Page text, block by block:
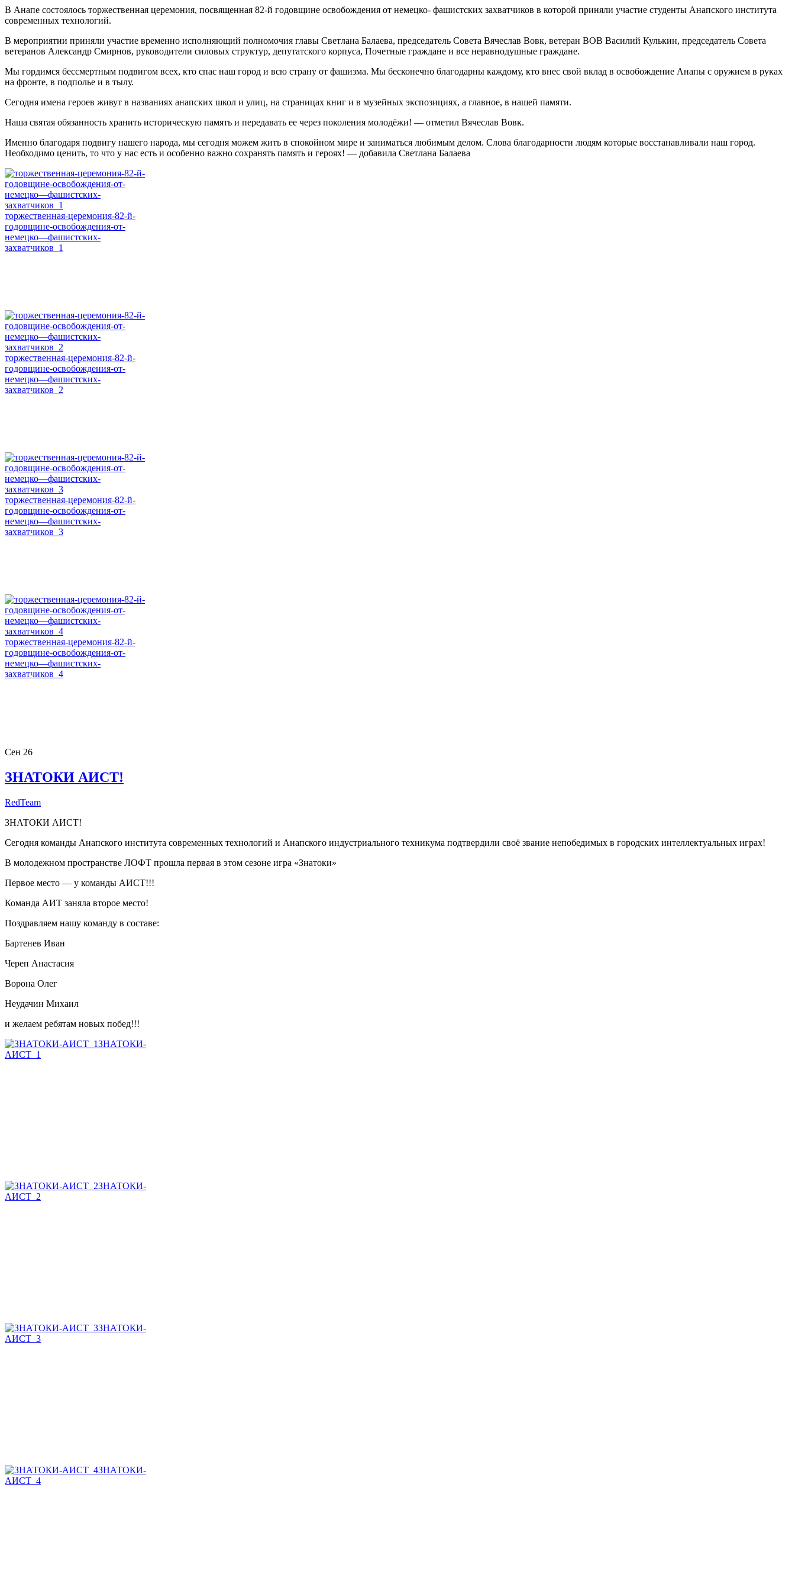
В Анапе состоялось торжественная церемония, посвященная 82-й годовщине освобождения от немецко- фашистских захватчиков в которой приняли участие студенты Анапского института
современных технологий.
В мероприятии приняли участие временно исполняющий полномочия главы Светлана Балаева, председатель Совета Вячеслав Вовк, ветеран ВОВ Василий Кулькин, председатель Совета
ветеранов Александр Смирнов, руководители силовых структур, депутатского корпуса, Почетные граждане и все неравнодушные граждане.
Мы гордимся бессмертным подвигом всех, кто спас наш город и всю страну от фашизма. Мы бесконечно благодарны каждому, кто внес свой вклад в освобождение Анапы с оружием в руках
на фронте, в подполье и в тылу.
Сегодня имена героев живут в названиях анапских школ и улиц, на страницах книг и в музейных экспозициях, а главное, в нашей памяти.
Наша святая обязанность хранить историческую память и передавать ее через поколения молодёжи! — отметил Вячеслав Вовк.
Именно благодаря подвигу нашего народа, мы сегодня можем жить в спокойном мире и заниматься любимым делом. Слова благодарности людям которые восстанавливали наш город.
Необходимо ценить, то что у нас есть и особенно важно сохранять память и героях! — добавила Светлана Балаева
торжественная-церемония-82-й-
годовщине-освобождения-от-
немецко—фашистских-
захватчиков_1
торжественная-церемония-82-й-
годовщине-освобождения-от-
немецко—фашистских-
захватчиков_2
торжественная-церемония-82-й-
годовщине-освобождения-от-
немецко—фашистских-
захватчиков_3
торжественная-церемония-82-й-
годовщине-освобождения-от-
немецко—фашистских-
захватчиков_4
Сен 26
ЗНАТОКИ АИСТ!
RedTeam
ЗНАТОКИ АИСТ!
Сегодня команды Анапского института современных технологий и Анапского индустриального техникума подтвердили своё звание непобедимых в городских интеллектуальных играх!
В молодежном пространстве ЛОФТ прошла первая в этом сезоне игра «Знатоки»
Первое место — у команды АИСТ!!!
Команда АИТ заняла второе место!
Поздравляем нашу команду в составе:
Бартенев Иван
Череп Анастасия
Ворона Олег
Неудачин Михаил
и желаем ребятам новых побед!!!
ЗНАТОКИ-
АИСТ_1
ЗНАТОКИ-
АИСТ_2
ЗНАТОКИ-
АИСТ_3
ЗНАТОКИ-
АИСТ_4